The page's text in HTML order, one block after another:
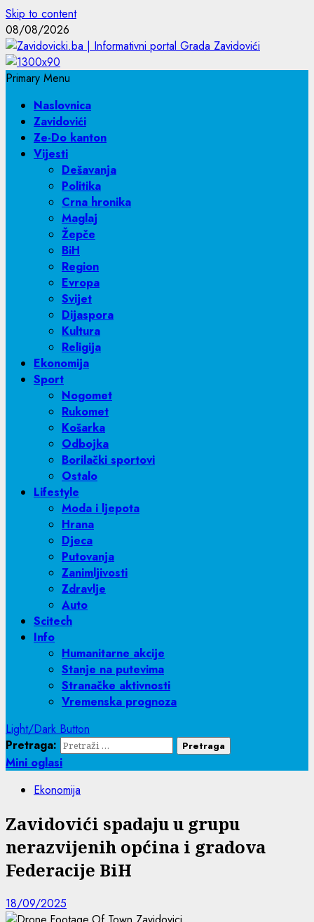
Skip to content
08/08/2026
Primary Menu
Naslovnica
Zavidovići
Ze-Do kanton
Vijesti
Dešavanja
Politika
Crna hronika
Maglaj
Žepče
BiH
Region
Evropa
Svijet
Dijaspora
Kultura
Religija
Ekonomija
Sport
Nogomet
Rukomet
Košarka
Odbojka
Borilački sportovi
Ostalo
Lifestyle
Moda i ljepota
Hrana
Djeca
Putovanja
Zanimljivosti
Zdravlje
Auto
Scitech
Info
Humanitarne akcije
Stanje na putevima
Stranačke aktivnosti
Vremenska prognoza
Light/Dark Button
Pretraga:
Mini oglasi
Ekonomija
Zavidovići spadaju u grupu
nerazvijenih općina i gradova
Federacije BiH
18/09/2025